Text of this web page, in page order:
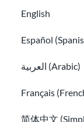
English
Español
العربية (Arabic)
Français
简体中文
Règleman sou